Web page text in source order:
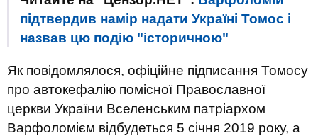
підтвердив намір надати Україні Томос і
назвав цю подію "історичною"
Як повідомлялося, офіційне підписання Томосу
про автокефалію помісної Православної
церкви України Вселенським патріархом
Варфоломієм відбудеться 5 січня 2019 року, а